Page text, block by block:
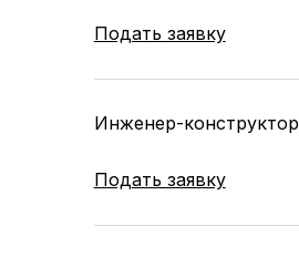
Подать заявку
Инженер-конструктор
Подать заявку